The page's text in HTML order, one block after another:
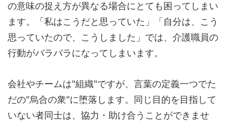
の意味の捉え方が異なる場合にとても困ってしまい
ます。「私はこうだと思っていた」「自分は、こう
思っていたので、こうしました」では、介護職員の
行動がバラバラになってしまいます。
会社やチームは"組織"ですが、言葉の定義一つでた
だの"烏合の衆"に堕落します。同じ目的を目指して
いない者同士は、協力・助け合うことができませ